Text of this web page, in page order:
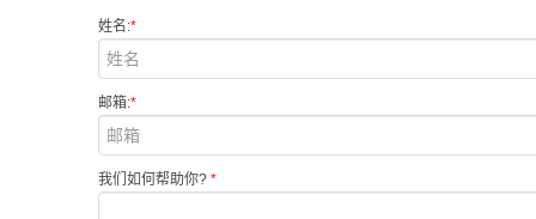
姓名:*
邮箱:*
我们如何帮助你? *